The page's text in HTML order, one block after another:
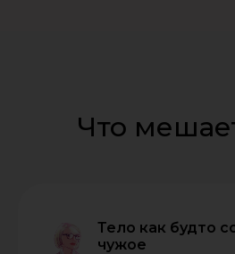
Что
Тело как будто
чужое